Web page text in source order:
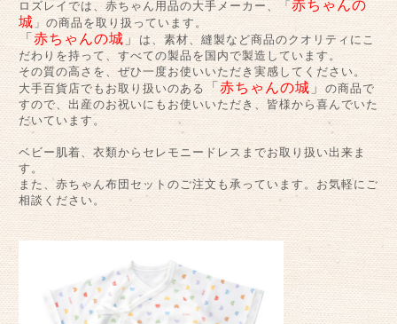
ロズレイでは、赤ちゃん用品の大手メーカー、「 赤ちゃんの
城 」の商品を取り扱っています。
「赤ちゃんの城 」
は、素材、縫製など商品のクオリティにこ
だわりを持って、すべての製品を国内で製造しています。
その質の高さを、ぜひ一度お使いいただき実感してください。
大手百貨店でもお取り扱いのある
「 赤ちゃんの城 」 の商品で
すので、出産のお祝いにもお使いいただき、皆様から喜んでいた
だいています。
ベビー肌着、衣類からセレモニードレスまでお取り扱い出来ま
す。
また、赤ちゃん布団セットのご注文も承っています。お気軽にご
相談ください。